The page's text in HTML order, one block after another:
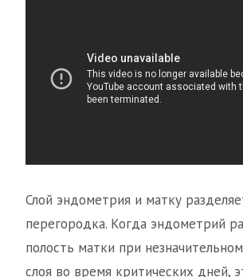
Слой эндометрия и матку
перегородка. Когда эндометрий
полость матки при
слоя во время критических дней,